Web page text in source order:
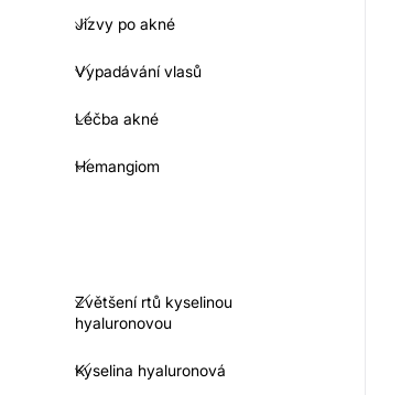
Jizvy po akné
Vypadávání vlasů
Léčba akné
Hemangiom
Zvětšení rtů kyselinou
hyaluronovou
Kyselina hyaluronová